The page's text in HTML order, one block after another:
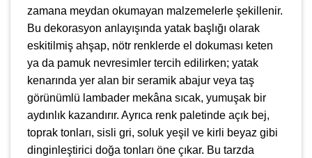
zamana meydan okumayan malzemelerle şekillenir.
Bu dekorasyon anlayışında yatak başlığı olarak
eskitilmiş ahşap, nötr renklerde el dokuması keten
ya da pamuk nevresimler tercih edilirken; yatak
kenarında yer alan bir seramik abajur veya taş
görünümlü lambader mekâna sıcak, yumuşak bir
aydınlık kazandırır. Ayrıca renk paletinde açık bej,
toprak tonları, sisli gri, soluk yeşil ve kirli beyaz gibi
dinginleştirici doğa tonları öne çıkar. Bu tarzda